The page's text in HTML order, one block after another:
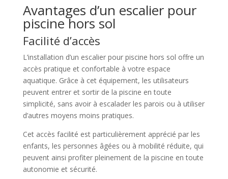
Avantages d’un escalier pour
piscine hors sol
Facilité d’accès
L’installation d’un escalier pour piscine hors sol offre un
accès pratique et confortable à votre espace
aquatique. Grâce à cet équipement, les utilisateurs
peuvent entrer et sortir de la piscine en toute
simplicité, sans avoir à escalader les parois ou à utiliser
d’autres moyens moins pratiques.
Cet accès facilité est particulièrement apprécié par les
enfants, les personnes âgées ou à mobilité réduite, qui
peuvent ainsi profiter pleinement de la piscine en toute
autonomie et sécurité.